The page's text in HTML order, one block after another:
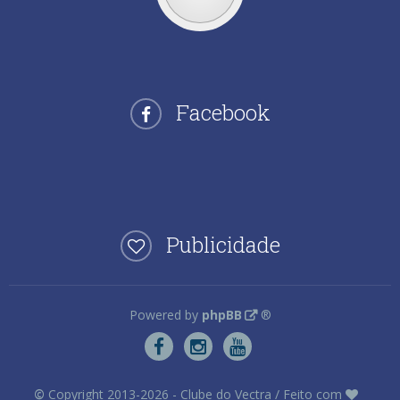
Facebook
Publicidade
Powered by phpBB ®
© Copyright 2013-2026 - Clube do Vectra / Feito com